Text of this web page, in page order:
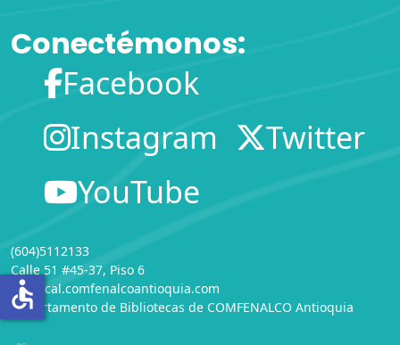
Conectémonos:
Facebook
Instagram
Twitter
YouTube
(604)5112133
Calle 51 #45-37, Piso 6
infolocal.comfenalcoantioquia.com
Departamento de Bibliotecas de COMFENALCO Antioquia
accessible